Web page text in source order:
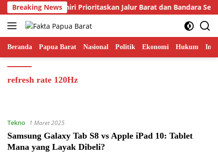
Langsung
ke
konten
Breaking News
Gubernur Fakhiri Prioritaskan Jalur Barat dan Bandara
Beranda Papua Barat Nasional Politik Ekonomi Hukum
refresh rate 120Hz
Tekno 1 Maret 2025
Samsung Galaxy Tab S8 vs Apple iPad 10: Tablet
Mana yang Layak Dibeli?